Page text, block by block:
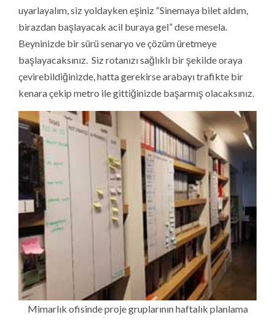
uyarlayalım, siz yoldayken eşiniz “Sinemaya bilet aldım,
birazdan başlayacak acil buraya gel” dese mesela.
Beyninizde bir sürü senaryo ve çözüm üretmeye
başlayacaksınız. Siz rotanızı sağlıklı bir şekilde oraya
çevirebildiğinizde, hatta gerekirse arabayı trafikte bir
kenara çekip metro ile gittiğinizde başarmış olacaksınız.
Mimarlık ofisinde proje gruplarının haftalık planlama